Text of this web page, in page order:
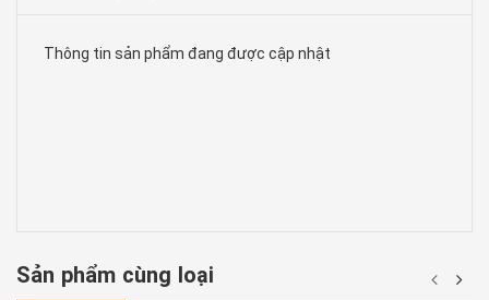
Thông tin sản phẩm đang được cập nhật
Sản phẩm cùng loại